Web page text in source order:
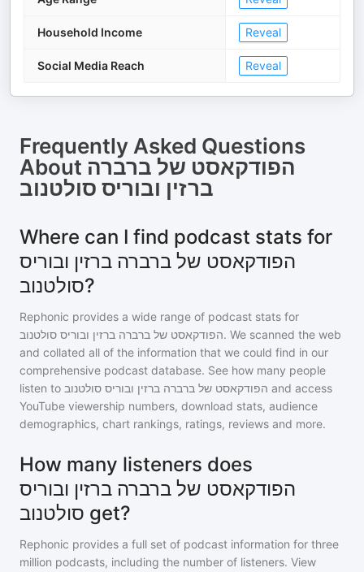
Household Income Reveal
Social Media Reach Reveal
Frequently Asked Questions
About הפודקאסט של ברברה
ברזין ובוריס סולטנוב
Where can I find podcast stats for
הפודקאסט של ברברה ברזין ובוריס
סולטנוב?
Rephonic provides a wide range of podcast stats for
הפודקאסט של ברברה ברזין ובוריס סולטנוב. We scanned the web
and collated all of the information that we could find in our
comprehensive podcast database. See how many people
listen to הפודקאסט של ברברה ברזין ובוריס סולטנוב and access
YouTube viewership numbers, download stats, audience
demographics, chart rankings, ratings, reviews and more.
How many listeners does
הפודקאסט של ברברה ברזין ובוריס
סולטנוב get?
Rephonic provides a full set of podcast information for three
million podcasts, including the number of listeners. View